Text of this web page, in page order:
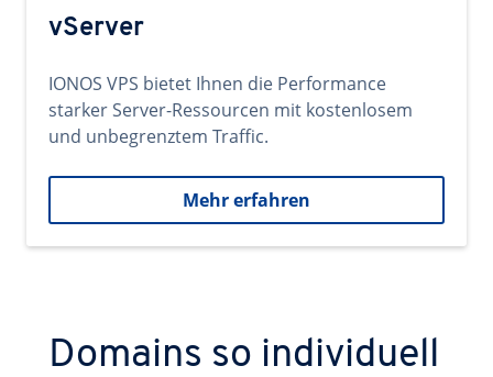
vServer
IONOS VPS bietet Ihnen die Performance
starker Server-Ressourcen mit kostenlosem
und unbegrenztem Traffic.
Mehr erfahren
Domains so individuell